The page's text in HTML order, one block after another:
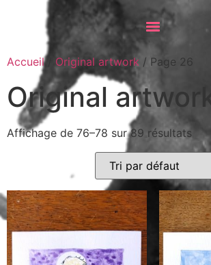
Accueil/ Original artwork / Page 26
Original artwork
Affichage de 76–78 sur 89 résultats